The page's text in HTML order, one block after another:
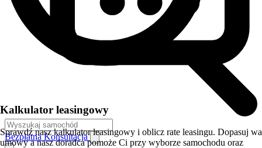
Bezpłatna Konsultacja
Kalkulator leasingowy
Sprawdź nasz kalkulator leasingowy i oblicz rate leasingu. Dopasuj
umowy a nasz doradca pomoże Ci przy wyborze samochodu oraz